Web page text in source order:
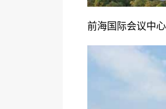
前海国际会议中心